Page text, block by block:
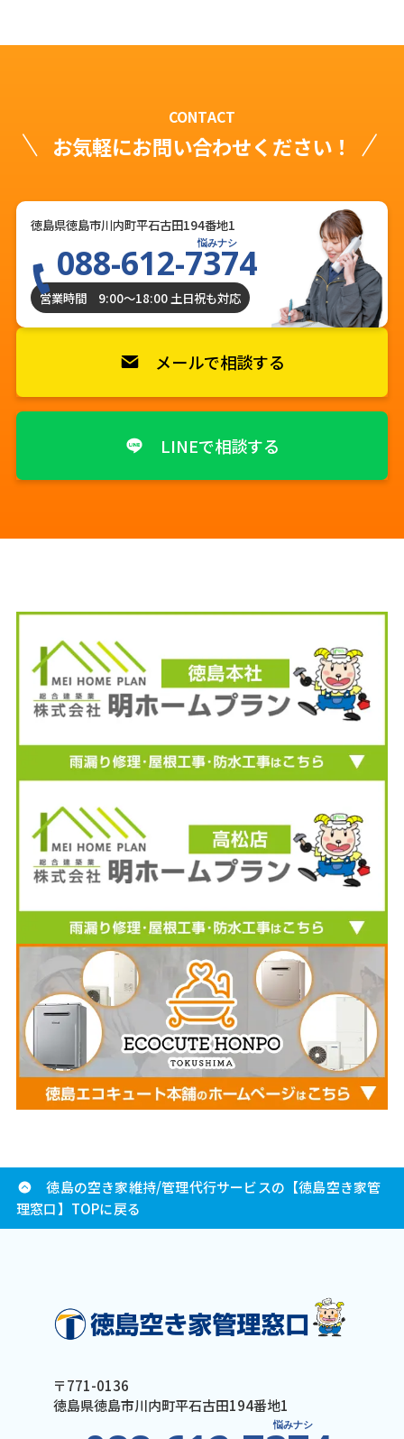
CONTACT
お気軽にお問い合わせください！
徳島県徳島市川内町平石古田194番地1
悩みナシ
088-612-7374
営業時間 9:00〜18:00 土日祝も対応
メールで相談する
LINEで相談する
徳島の空き家維持/管理代行サービスの【徳島空き家管
理窓口】TOPに戻る
〒771-0136
徳島県徳島市川内町平石古田194番地1
悩みナシ